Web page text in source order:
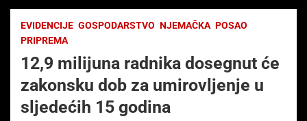
EVIDENCIJE GOSPODARSTVO NJEMAČKA POSAO
PRIPREMA
12,9 milijuna radnika dosegnut će
zakonsku dob za umirovljenje u
sljedećih 15 godina